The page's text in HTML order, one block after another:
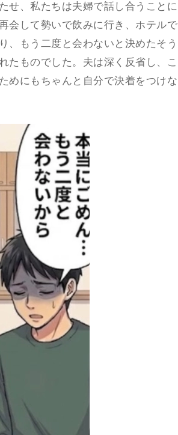
せ、私たちは夫婦で話し合うことに
会して勢いで飲みに行き、ホテルで
、もう二度と会わないと決めたそう
たものでした。夫は深く反省し、こ
めにもちゃんと自分で決着をつけな